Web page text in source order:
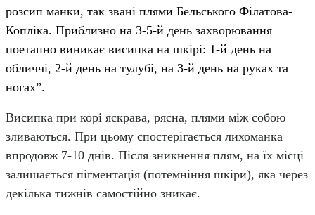
розсип манки, так звані плями Бельського Філатова-
Копліка. Приблизно на 3-5-й день захворювання
поетапно виникає висипка на шкірі: 1-й день на
обличчі, 2-й день на тулубі, на 3-й день на руках та
ногах”.
Висипка при корі яскрава, рясна, плями між собою
зливаються. При цьому спостерігається лихоманка
впродовж 7-10 днів. Після зникнення плям, на їх місці
залишається пігментація (потемніння шкіри), яка через
декілька тижнів самостійно зникає.